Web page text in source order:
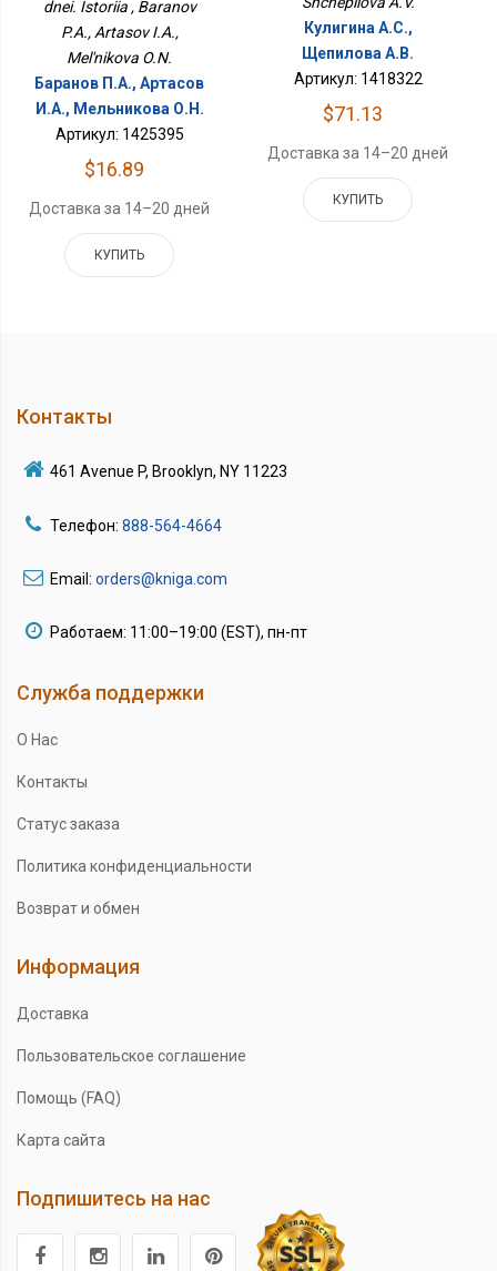
dnei. Istoriia , Baranov
P.A., Artasov I.A.,
Mel'nikova O.N.
Баранов П.А., Артасов
И.А., Мельникова О.Н.
Артикул: 1425395
$16.89
Доставка за 14–20 дней
КУПИТЬ
Кулигина А.С.,
Щепилова А.В.
Артикул: 1418322
$71.13
Доставка за 14–20 дней
КУПИТЬ
Контакты
461 Avenue P, Brooklyn, NY 11223
Телефон: 888-564-4664
Email: orders@kniga.com
Работаем: 11:00–19:00 (EST), пн-пт
Служба поддержки
О Нас
Контакты
Статус заказа
Политика конфиденциальности
Возврат и обмен
Информация
Доставка
Пользовательское соглашение
Помощь (FAQ)
Карта сайта
Подпишитесь на нас